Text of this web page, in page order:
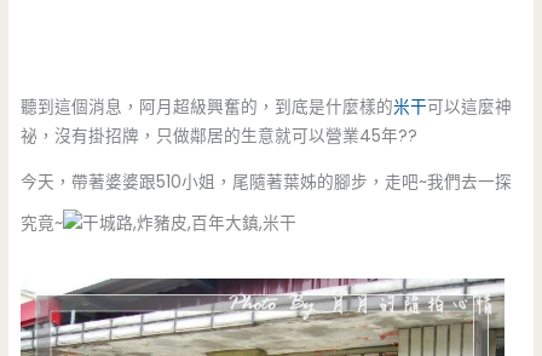
聽到這個消息，阿月超級興奮的，到底是什麼樣的米干可以這麼神
祕，沒有掛招牌，只做鄰居的生意就可以營業45年??
今天，帶著婆婆跟510小姐，尾隨著葉姊的腳步，走吧~我們去一探
究竟~